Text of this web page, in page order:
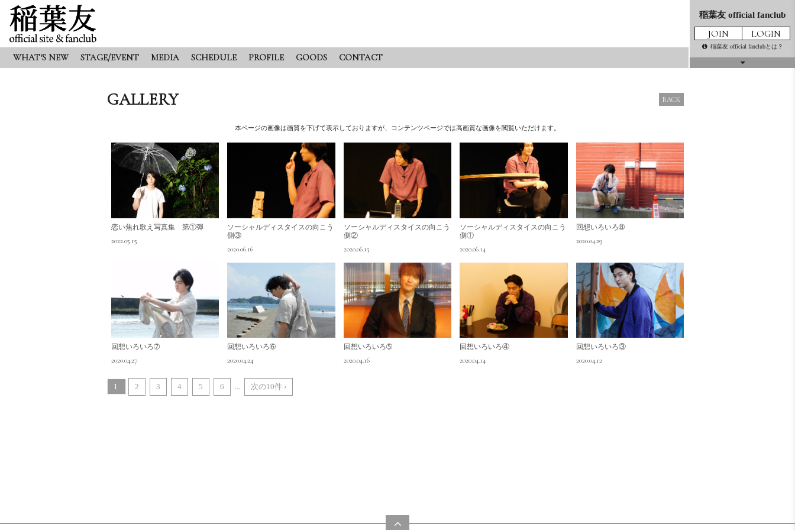
WHAT'S NEW STAGE/EVENT MEDIA SCHEDULE PROFILE GOODS CONTACT
稲葉友 official fanclub
JOIN LOGIN
稲葉友 official fanclubとは？
GALLERY BACK
本ページの画像は画質を下げて表示しておりますが、 コンテンツページでは高画質な画像を閲覧いただけます。
恋い焦れ歌え写真集 第①弾
2022.05.15
ソーシャルディスタイスの向こう
側③
2020.06.16
ソーシャルディスタイスの向こう
側②
2020.06.15
ソーシャルディスタイスの向こう
側①
2020.06.14
回想いろいろ➇
2020.04.29
回想いろいろ➆
2020.04.27
回想いろいろ➅
2020.04.24
回想いろいろ➄
2020.04.16
回想いろいろ④
2020.04.14
回想いろいろ③
2020.04.12
1 2 3 4 5 6 ... 次の10件 ›